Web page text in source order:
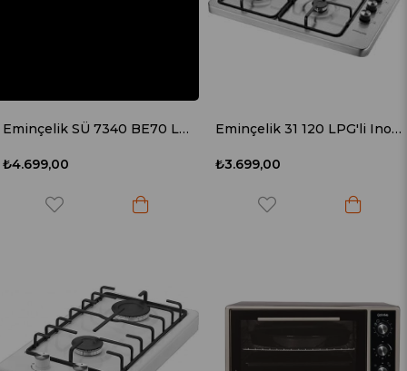
Eminçelik SÜ 7340 BE70 LG (73 122) LPG Siyah Emaye Set Üstü Ocak
₺4.699,00
Eminçelik 31 120 LPG'li Inox Set Üstü Ocak
₺3.699,00